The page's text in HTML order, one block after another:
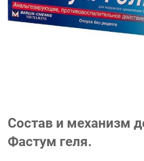
Состав и механизм
Фастум геля.